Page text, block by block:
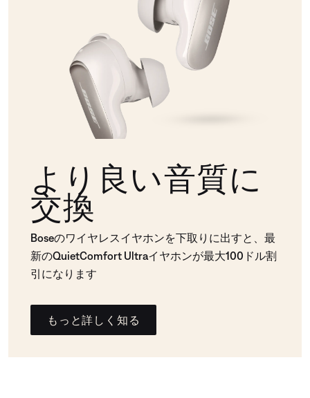
より良い音質に
交換
Boseのワイヤレスイヤホンを下取りに出すと、最
新のQuietComfort Ultraイヤホンが最大100ドル割
引になります
もっと詳しく知る